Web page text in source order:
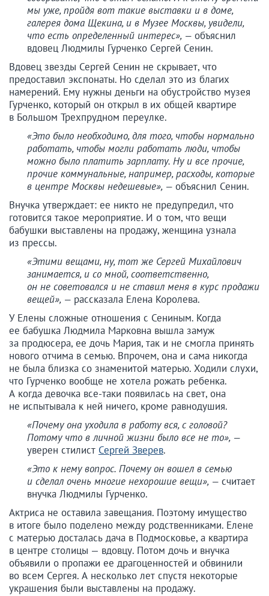
мы уже, пройдя вот такие выставки и в доме,
галерея дома Щекина, и в Музее Москвы, увидели,
что есть определенный интерес», — объяснил
вдовец Людмилы Гурченко Сергей Сенин.
Вдовец звезды Сергей Сенин не скрывает, что
предоставил экспонаты. Но сделал это из благих
намерений. Ему нужны деньги на обустройство музея
Гурченко, который он открыл в их общей квартире
в Большом Трехпрудном переулке.
«Это было необходимо, для того, чтобы нормально
работать, чтобы могли работать люди, чтобы
можно было платить зарплату. Ну и все прочие,
прочие коммунальные, например, расходы, которые
в центре Москвы недешевые», — объяснил Сенин.
Внучка утверждает: ее никто не предупредил, что
готовится такое мероприятие. И о том, что вещи
бабушки выставлены на продажу, женщина узнала
из прессы.
«Этими вещами, ну, тот же Сергей Михайлович
занимается, и со мной, соответственно,
он не советовался и не ставил меня в курс продажи
вещей», — рассказала Елена Королева.
У Елены сложные отношения с Сениным. Когда
ее бабушка Людмила Марковна вышла замуж
за продюсера, ее дочь Мария, так и не смогла принять
нового отчима в семью. Впрочем, она и сама никогда
не была близка со знаменитой матерью. Ходили слухи,
что Гурченко вообще не хотела рожать ребенка.
А когда девочка все-таки появилась на свет, она
не испытывала к ней ничего, кроме равнодушия.
«Почему она уходила в работу вся, с головой?
Потому что в личной жизни было все не то», —
уверен стилист Сергей Зверев.
«Это к нему вопрос. Почему он вошел в семью
и сделал очень многие нехорошие вещи», — считает
внучка Людмилы Гурченко.
Актриса не оставила завещания. Поэтому имущество
в итоге было поделено между родственниками. Елене
с матерью досталась дача в Подмосковье, а квартира
в центре столицы — вдовцу. Потом дочь и внучка
объявили о пропажи ее драгоценностей и обвинили
во всем Сергея. А несколько лет спустя некоторые
украшения были выставлены на продажу.